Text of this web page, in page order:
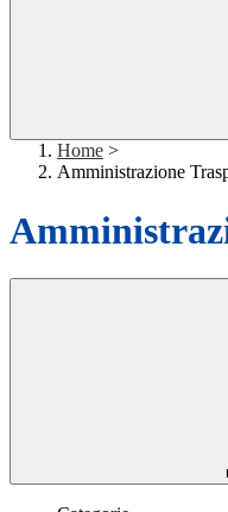
Home >
Amministrazione